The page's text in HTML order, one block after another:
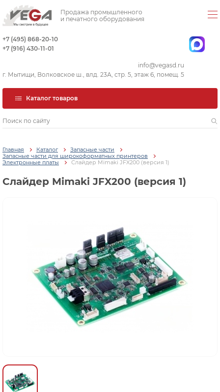
Продажа промышленного
и печатного оборудования
+7 (495) 868-20-10
+7 (916) 430-11-01
info@vegasd.ru
г. Мытищи, Волковское ш., влд. 23А, стр. 5, этаж 6, помещ. 5
Каталог товаров
Главная Каталог
Запасные части
Запасные части для широкоформатных принтеров
Электронные платы
Слайдер Mimaki JFX200 (версия 1)
Слайдер Mimaki JFX200 (версия 1)